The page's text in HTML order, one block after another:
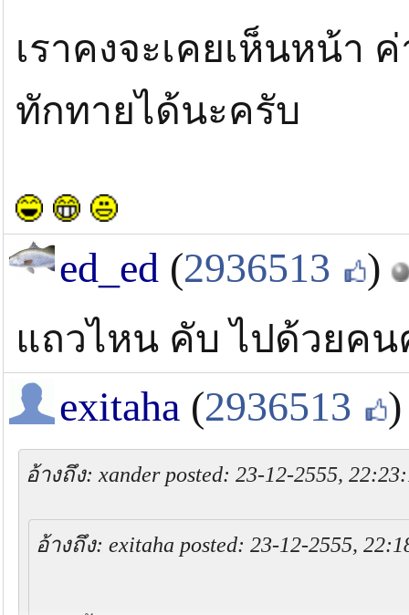
เราคงจะเคยเห็นหน้า
ทักทายได้นะครับ
ed_ed (2936513 )
แถวไหน คับ ไปด้วยค
exitaha (2936513 )
อ้างถึง: xander posted: 23-12-2555,
อ้างถึง: exitaha posted: 23-12-2555,